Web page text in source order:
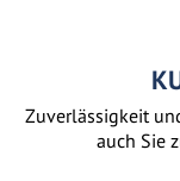
Zuverlässigkeit
auch Sie